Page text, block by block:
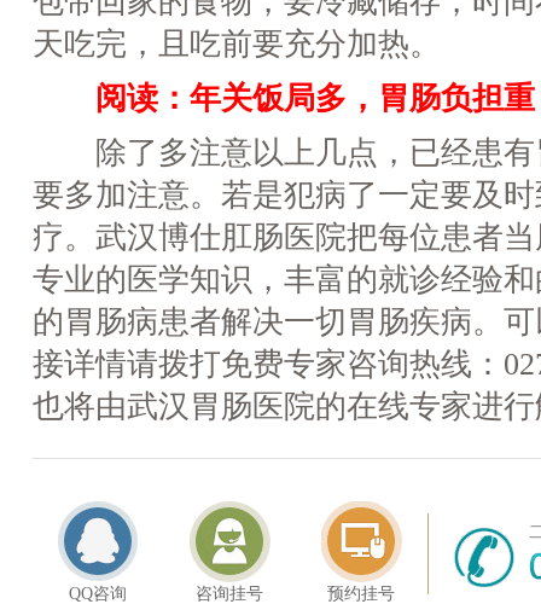
天吃完，且吃前要充分加热。
阅读： 年关饭局多，胃肠负担重
除了多注意以上几点，已经患有
要多加注意。若是犯病了一定要及
疗。武汉博仕肛肠医院把每位患者
专业的医学知识，丰富的就诊经验
的胃肠病患者解决一切胃肠疾病。
接详情请拨打免费专家咨询热线：
也将由武汉胃肠医院的在线专家进
QQ咨询 咨询挂号 预约挂号